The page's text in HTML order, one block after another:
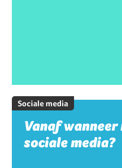
Sociale media
Vanaf
sociale media?